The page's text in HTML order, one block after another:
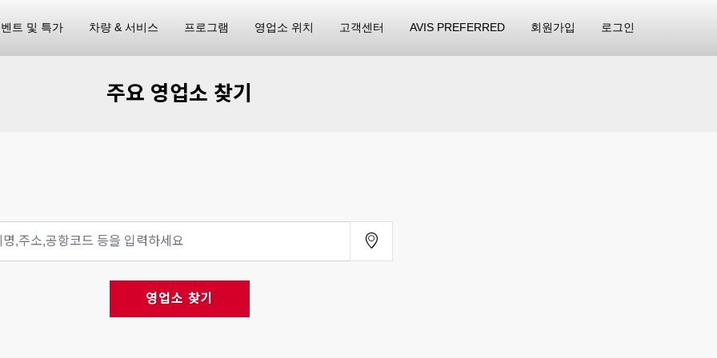
트 및 특가 차량 & 서비스 프로그램 영업소 위치 고객센터 AVIS PREFERRED 회원가입 로그인
주요 영업소 찾기
영업소 찾기